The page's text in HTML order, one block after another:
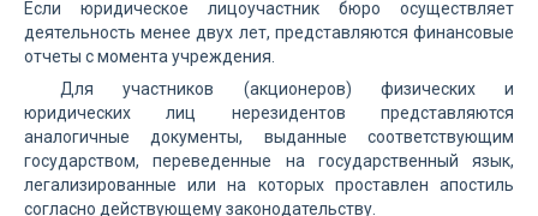
Если юридическое лицоучастник бюро осуществляет
деятельность менее двух лет, представляются финансовые
отчеты с момента учреждения.
Для участников (акционеров) физических и
юридических лиц нерезидентов представляются
аналогичные документы, выданные соответствующим
государством, переведенные на государственный язык,
легализированные или на которых проставлен апостиль
согласно действующему законодательству.